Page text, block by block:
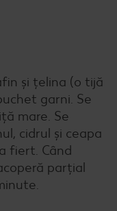
și țelina (o tijă
garni. Se
mare. Se
cidrul și ceapa
fiert. Când
parțial